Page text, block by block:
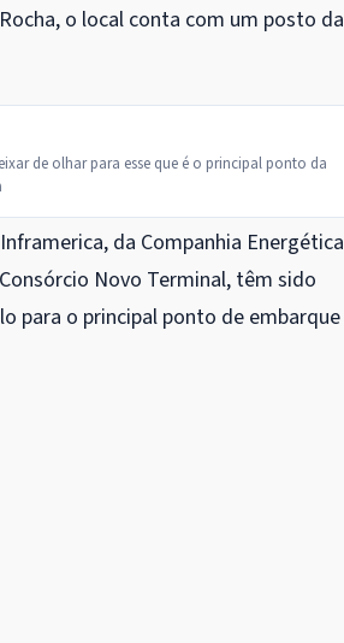
o local conta com um posto da
de olhar para esse que é o principal ponto da
da Companhia
Novo Terminal, têm sido
para o principal ponto de